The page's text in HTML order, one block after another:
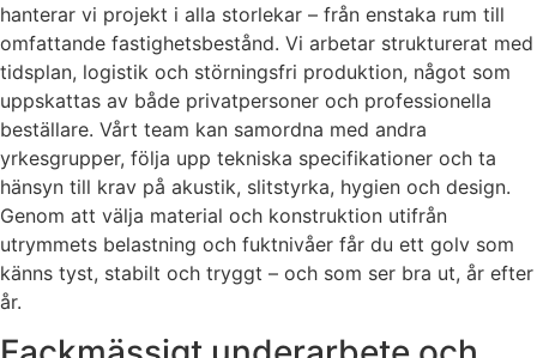
hanterar vi projekt i alla storlekar – från enstaka rum till
omfattande fastighetsbestånd. Vi arbetar strukturerat med
tidsplan, logistik och störningsfri produktion, något som
uppskattas av både privatpersoner och professionella
beställare. Vårt team kan samordna med andra
yrkesgrupper, följa upp tekniska specifikationer och ta
hänsyn till krav på akustik, slitstyrka, hygien och design.
Genom att välja material och konstruktion utifrån
utrymmets belastning och fuktnivåer får du ett golv som
känns tyst, stabilt och tryggt – och som ser bra ut, år efter
år.